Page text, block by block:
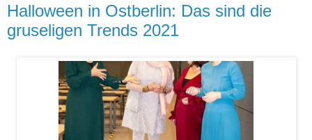
Halloween in Ostberlin: Das sind die
gruseligen Trends 2021